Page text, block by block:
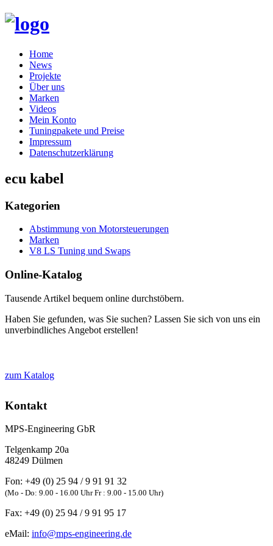
Skip
content
Home
News
Projekte
Über uns
Marken
Videos
Mein Konto
Tuningpakete und Preise
Impressum
Datenschutzerklärung
ecu kabel
Kategorien
Abstimmung von Motorsteuerungen
Marken
V8 LS Tuning und Swaps
Online-Katalog
Tausende Artikel bequem online durchstöbern.
Haben Sie gefunden, was Sie suchen? Lassen Sie sich von uns ein
unverbindliches Angebot erstellen!
zum Katalog
Kontakt
MPS-Engineering GbR
Telgenkamp 20a
48249 Dülmen
Fon: +49 (0) 25 94 / 9 91 91 32
(Mo - Do: 9.00 - 16.00 Uhr Fr : 9.00 - 15.00 Uhr)
Fax: +49 (0) 25 94 / 9 91 95 17
eMail: info@mps-engineering.de